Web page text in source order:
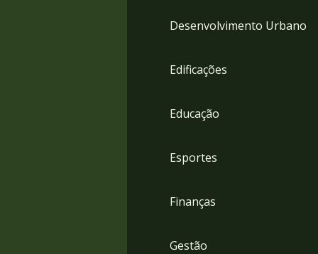
Desenvolvimento Urbano
Edificações
Educação
Esportes
Finanças
Gestão